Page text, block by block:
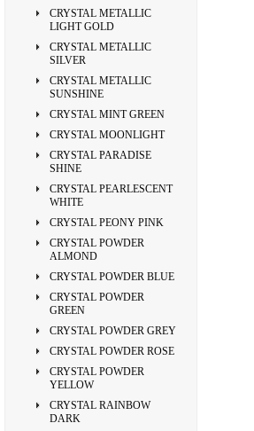
CRYSTAL METALLIC
LIGHT GOLD
CRYSTAL METALLIC
SILVER
CRYSTAL METALLIC
SUNSHINE
CRYSTAL MINT GREEN
CRYSTAL MOONLIGHT
CRYSTAL PARADISE
SHINE
CRYSTAL PEARLESCENT
WHITE
CRYSTAL PEONY PINK
CRYSTAL POWDER
ALMOND
CRYSTAL POWDER BLUE
CRYSTAL POWDER
GREEN
CRYSTAL POWDER GREY
CRYSTAL POWDER ROSE
CRYSTAL POWDER
YELLOW
CRYSTAL RAINBOW
DARK